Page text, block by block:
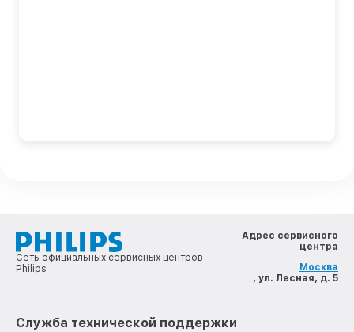
Сеть официальных сервисных центров
Philips
Адрес сервисного
центра
Москва
, ул. Лесная, д. 5
Служба технической поддержки